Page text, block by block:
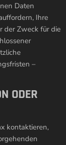
Daten
Ihre
der Zweck für die
–
ODER
kontaktieren,